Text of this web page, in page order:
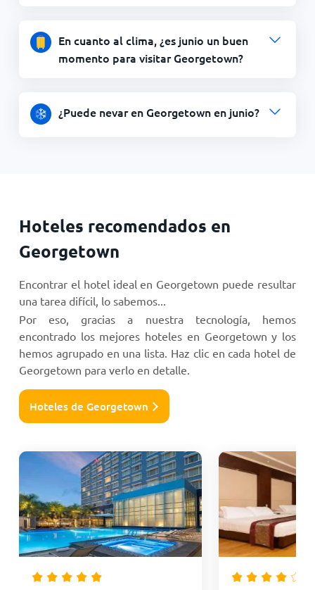
En cuanto al clima, ¿es junio un buen
momento para visitar Georgetown?
¿Puede nevar en Georgetown en junio?
Hoteles recomendados en
Georgetown
Encontrar el hotel ideal en Georgetown puede resultar
una tarea difícil, lo sabemos...
Por eso, gracias a nuestra tecnología, hemos
encontrado los mejores hoteles en Georgetown y los
hemos agrupado en una lista. Haz clic en cada hotel de
Georgetown para verlo en detalle.
Hoteles de Georgetown